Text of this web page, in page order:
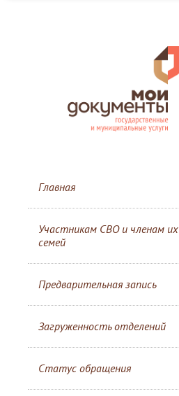
Главная
Участникам СВО и членам их
семей
Предварительная запись
Загруженность отделений
Статус обращения